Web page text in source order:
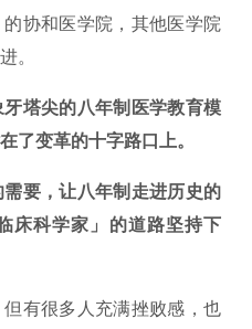
协和医学院，其他医学院
。
塔尖的八年制医学教育模
了变革的十字路口上。
要，让八年制走进历史的
床科学家」的道路坚持下
但有很多人充满挫败感，也